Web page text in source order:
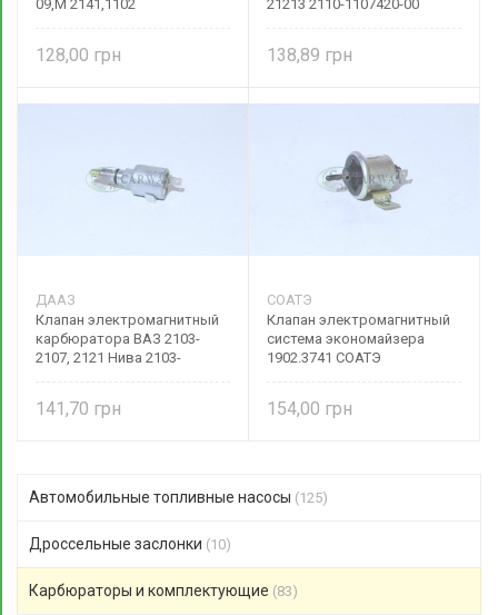
09,М 2141,1102
128,00
21213 2110-1107420-00
138,89
ДААЗ
Клапан электромагнитный
карбюратора ВАЗ 2103-
2107, 2121 Нива 2103-
141,70
СОАТЭ
Клапан электромагнитный
система экономайзера
1902.3741 СОАТЭ
154,00
Автомобильные топливные насосы (125)
Дроссельные заслонки (10)
Карбюраторы и комплектующие (83)